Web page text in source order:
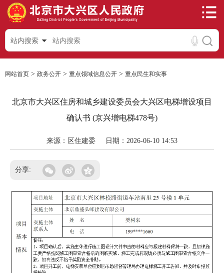
站内搜索
网站首页 > 政务公开 > 重点领域信息公开 > 重点民生和实事
北京市大兴区住房和城乡建设委员会大兴区电梯增设项目
确认书 (京兴增电梯478号)
来源：区住建委 日期：2026-06-10 14:53
分享: